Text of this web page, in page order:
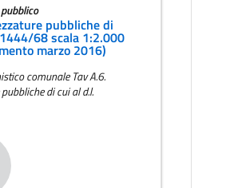
pubbliche di
68 scala 1:2.000
marzo 2016)
comunale Tav A.6.
di cui al d.l.